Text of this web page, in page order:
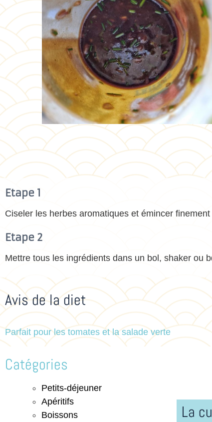
Etape 1
Ciseler les herbes aromatiques et émincer
Etape 2
Mettre tous les ingrédients dans un bol, shaker ou
Avis de la diet
Parfait pour les tomates et la salade verte
Catégories
Petits-déjeuner
Apéritifs
Boissons
La